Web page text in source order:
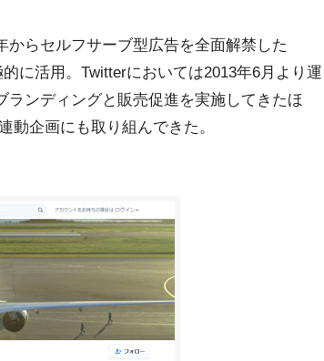
らセルフサーブ型広告を全面解禁した
に活用。Twitterにおいては2013年6月より運
ンディングと販売促進を実施してきたほ
動企画にも取り組んできた。